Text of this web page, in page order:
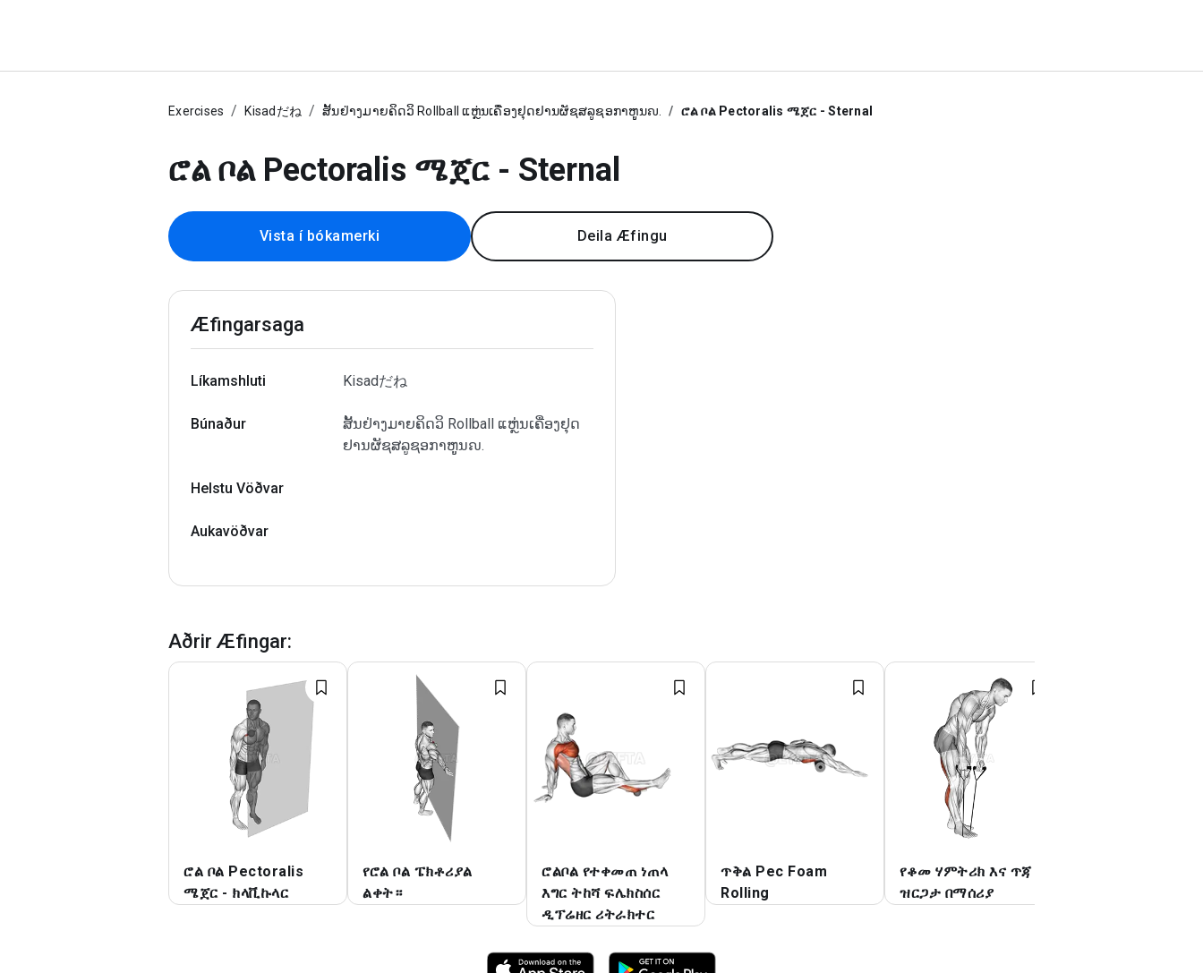
Exercises Kisadだね ສັ້ນຢ່າງມາຍຄິດວິ Rollball ແຫຼ່ນເຄື່ອງຢຸດຢານຜັຊສລູຊອກາຫູູນຎ. ሮል ቦል Pectoralis ሜጀር - Sternal
ሮል ቦል Pectoralis ሜጀር - Sternal
Vista í bókamerki Deila Æfingu
Æfingarsaga
Líkamshluti Kisadだね
Búnaður
ສັ້ນຢ່າງມາຍຄິດວິ Rollball ແຫຼ່ນເຄື່ອງຢຸດ
ຢານຜັຊສລູຊອກາຫູູນຎ.
Helstu Vöðvar
Aukavöðvar
Aðrir Æfingar:
ሮል ቦል Pectoralis
ሜጀር - ክላቪኩላር
የሮል ቦል ፔክቶሪያል
ልቀት።
ሮልቦል የተቀመጠ ነጠላ
እግር ትከሻ ፍሌክስሰር
ዲፕሬዘር ሪትራክተር
ጥቅል Pec Foam
Rolling
የቆመ ሃምትሪክ እና ጥጃ
ዝርጋታ በማሰሪያ